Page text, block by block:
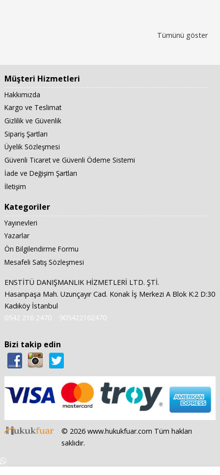
Tümünü göster
Müşteri Hizmetleri
Hakkımızda
Kargo ve Teslimat
Gizlilik ve Güvenlik
Sipariş Şartları
Üyelik Sözleşmesi
Güvenli Ticaret ve Güvenli Ödeme Sistemi
İade ve Değişim Şartları
İletişim
Kategoriler
Yayınevleri
Yazarlar
Ön Bilgilendirme Formu
Mesafeli Satış Sözleşmesi
ENSTİTÜ DANIŞMANLIK HİZMETLERİ LTD. ŞTİ.
Hasanpaşa Mah. Uzunçayır Cad. Konak İş Merkezi A Blok K:2 D:30
Kadıköy İstanbul
0542 216 2470
905422162470
Bizi takip edin
© 2026 www.hukukfuar.com Tüm hakları
saklıdır.